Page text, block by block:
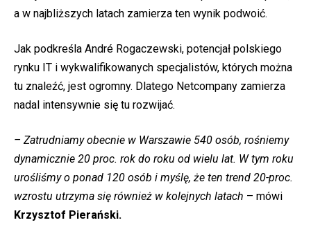
a w najbliższych latach zamierza ten wynik podwoić.
Jak podkreśla André Rogaczewski, potencjał polskiego
rynku IT i wykwalifikowanych specjalistów, których można
tu znaleźć, jest ogromny. Dlatego Netcompany zamierza
nadal intensywnie się tu rozwijać.
– Zatrudniamy obecnie w Warszawie 540 osób, rośniemy
dynamicznie 20 proc. rok do roku od wielu lat. W tym roku
urośliśmy o ponad 120 osób i myślę, że ten trend 20-proc.
wzrostu utrzyma się również w kolejnych latach – mówi
Krzysztof Pierański.